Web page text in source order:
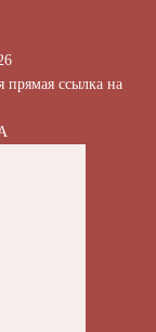
прямая ссылка на